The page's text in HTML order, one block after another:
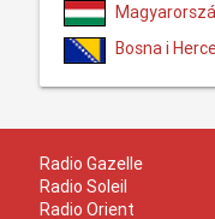
Bosna i
Radio Gazelle
Radio Soleil
Radio Orient